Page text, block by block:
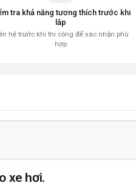
tra khả năng tương thích trước khi
lắp
hệ trước khi thi công để xác nhận phù
hợp
xe hơi.